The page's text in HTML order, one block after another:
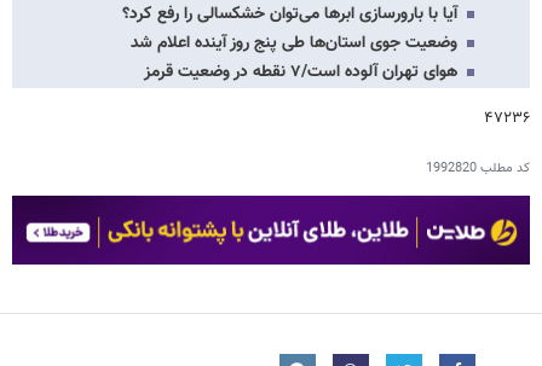
آیا با بارورسازی ابرها می‌توان خشکسالی را رفع کرد؟
وضعیت جوی استان‌ها طی پنج روز آینده اعلام شد
هوای تهران آلوده است/۷ نقطه در وضعیت قرمز
۴۷۲۳۶
کد مطلب1992820